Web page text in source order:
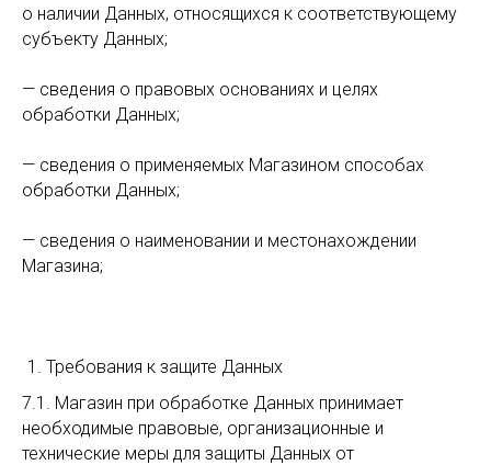
о наличии Данных, относящихся к соответствующему
субъекту Данных;
— сведения о правовых основаниях и целях
обработки Данных;
— сведения о применяемых Магазином способах
обработки Данных;
— сведения о наименовании и местонахождении
Магазина;
Требования к защите Данных
7.1. Магазин при обработке Данных принимает
необходимые правовые, организационные и
технические меры для защиты Данных от